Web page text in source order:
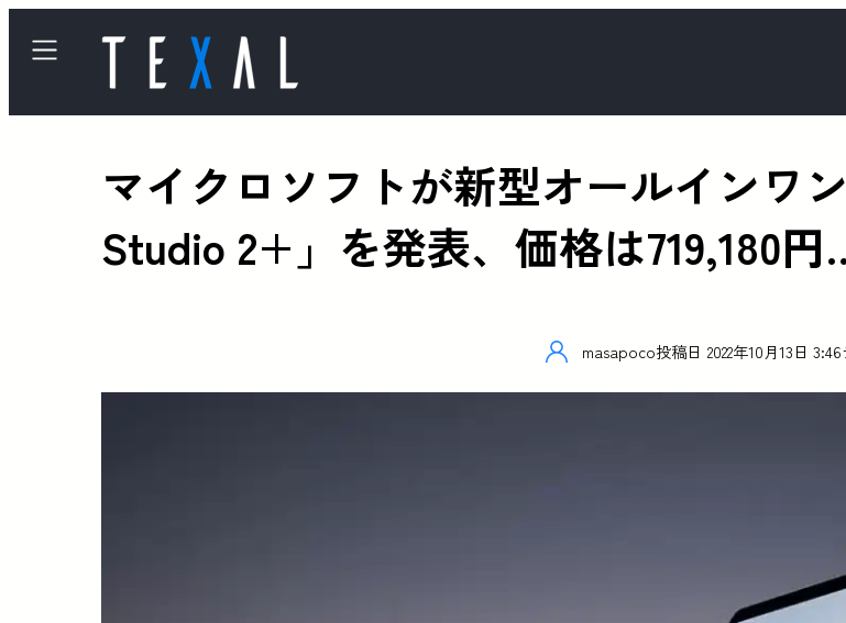
マイクロソフトが新型オールインワ
Studio 2+」を発表、価格は719,180
masapoco投稿日 2022年10月13日 3:46